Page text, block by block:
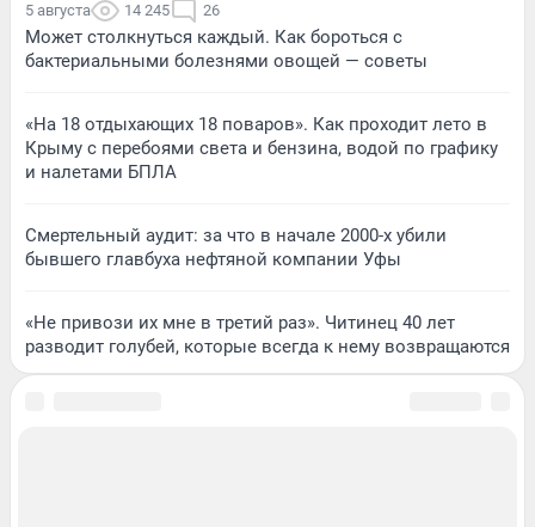
5 августа 14 245 26
Может столкнуться каждый. Как бороться с
бактериальными болезнями овощей — советы
«На 18 отдыхающих 18 поваров». Как проходит лето в
Крыму с перебоями света и бензина, водой по графику
и налетами БПЛА
Смертельный аудит: за что в начале 2000-х убили
бывшего главбуха нефтяной компании Уфы
«Не привози их мне в третий раз». Читинец 40 лет
разводит голубей, которые всегда к нему возвращаются